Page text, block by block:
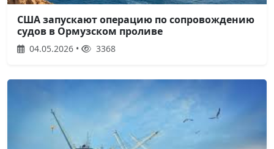
США запускают операцию по сопровождению
судов в Ормузском проливе
04.05.2026 • 3368